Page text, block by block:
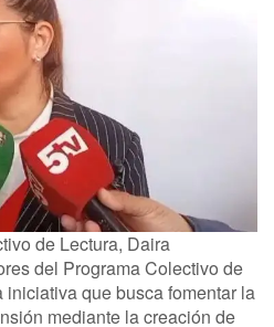
de Lectura, Daira
del Programa Colectivo de
iniciativa que busca fomentar la
mediante la creación de